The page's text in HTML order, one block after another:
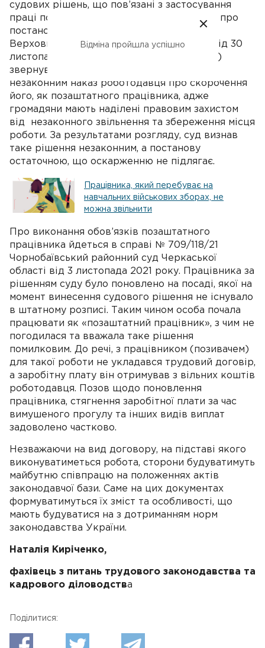
судових рішень, що пов’язані з застосування
праці позаштатних працівників. Мова йде про
постанову Касаційного цивільного суду
Верховного Суду в справі № 583/1631/21 від 30
листопада 2022 року. Позивач (працівник)
звернувся до суду з вимогою визнати
незаконним наказ роботодавця про скорочення
його, як позаштатного працівника, адже
громадяни мають наділені правовим захистом
від незаконного звiльнення та збереження місця
роботи. За результатами розгляду, суд визнав
таке рішення незаконним, а постанову
остаточною, що оскарженню не підлягає.
Працівника, який перебуває на
навчальних військових зборах, не
можна звільнити
Про виконання обов’язків позаштатного
працівника йдеться в справі № 709/118/21
Чорнобаївський районний суд Черкаської
області від 3 листопада 2021 року. Працівника за
рішенням суду було поновлено на посаді, якої на
момент винесення судового рішення не існувало
в штатному розписі. Таким чином особа почала
працювати як «позаштатний працівник», з чим не
погодилася та вважала таке рішення
помилковим. До речі, з працівником (позивачем)
для такої роботи не укладався трудовий договір,
а заробітну плату він отримував з вільних коштів
роботодавця. Позов щодо поновлення
працівника, стягнення заробітної плати за час
вимушеного прогулу та інших видів виплат
задоволено частково.
Незважаючи на вид договору, на підставі якого
виконуватиметься робота, сторони будуватимуть
майбутню співпрацю на положеннях актів
законодавчої бази. Саме на цих документах
формуватимуться їх зміст та особливості, що
мають будуватися на з дотриманням норм
законодавства України.
Наталія Киріченко,
фахівець з питань трудового законодавства та
кадрового діловодства
Поділитися:
Відміна пройшла успішно